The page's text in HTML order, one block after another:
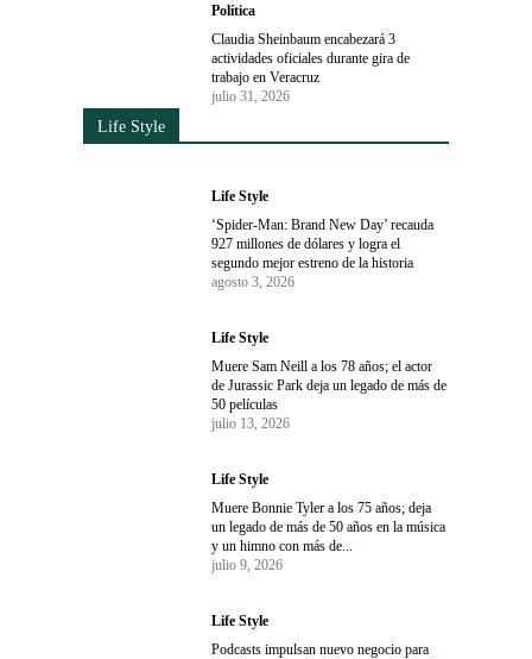
Política
Claudia Sheinbaum encabezará 3
actividades oficiales durante gira de
trabajo en Veracruz
julio 31, 2026
Life Style
Life Style
‘Spider-Man: Brand New Day’ recauda
927 millones de dólares y logra el
segundo mejor estreno de la historia
agosto 3, 2026
Life Style
Muere Sam Neill a los 78 años; el actor
de Jurassic Park deja un legado de más de
50 películas
julio 13, 2026
Life Style
Muere Bonnie Tyler a los 75 años; deja
un legado de más de 50 años en la música
y un himno con más de...
julio 9, 2026
Life Style
Podcasts impulsan nuevo negocio para